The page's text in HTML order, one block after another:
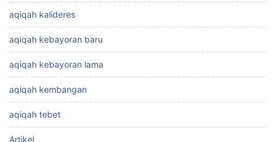
aqiqah kalideres
aqiqah kebayoran baru
aqiqah kebayoran lama
aqiqah kembangan
aqiqah tebet
Artikel